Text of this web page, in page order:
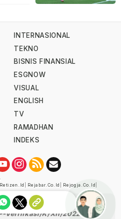
INTERNASIONAL
TEKNO
BISNIS FINANSIAL
ESGNOW
VISUAL
ENGLISH
TV
RAMADHAN
INDEKS
Retizen.id Rejabar.co.id Rejogja.co.id
oleh Dewan Pers
Verifikasi/K/XII/2022